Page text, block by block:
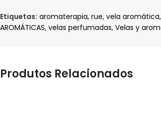
Etiquetas: aromaterapia, rue, vela aromática,
AROMÁTICAS, velas perfumadas, Velas y
Produtos Relacionados